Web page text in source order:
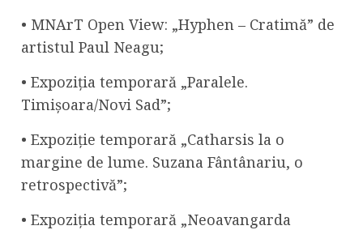
• MNArT Open View: „Hyphen – Cratimă” de
artistul Paul Neagu;
• Expoziția temporară „Paralele.
Timișoara/Novi Sad”;
• Expoziție temporară „Catharsis la o
margine de lume. Suzana Fântânariu, o
retrospectivă”;
• Expoziția temporară „Neoavangarda